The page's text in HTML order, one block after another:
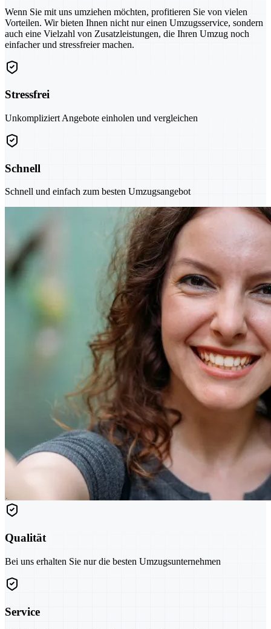
Wenn Sie mit uns umziehen möchten, profitieren Sie von vielen
Vorteilen. Wir bieten Ihnen nicht nur einen Umzugsservice, sondern
auch eine Vielzahl von Zusatzleistungen, die Ihren Umzug noch
einfacher und stressfreier machen.
Stressfrei
Unkompliziert Angebote einholen und vergleichen
Schnell
Schnell und einfach zum besten Umzugsangebot
Qualität
Bei uns erhalten Sie nur die besten Umzugsunternehmen
Service